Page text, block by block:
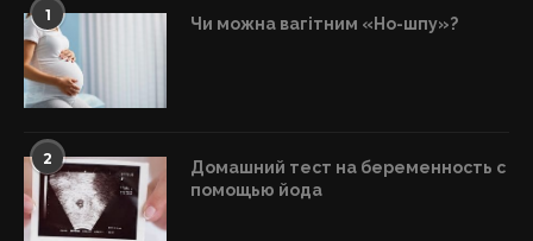
1 Чи можна вагітним «Но-шпу»?
2
Домашний тест на беременность с
помощью йода